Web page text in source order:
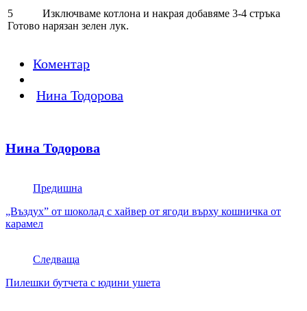
5
Готово
Изключваме котлона и накрая добавяме 3-4 стръка
нарязан зелен лук.
Коментар
Нина Тодорова
Нина Тодорова
Предишна
„Въздух” от шоколад с хайвер от ягоди върху кошничка от
карамел
Следваща
Пилешки бутчета с юдини ушета